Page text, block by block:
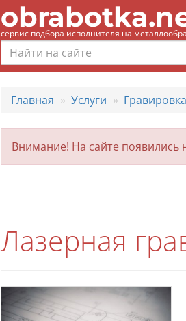
сервис подбора исполнителя на
Главная Услуги
Внимание! На сайте появились
Лазерная